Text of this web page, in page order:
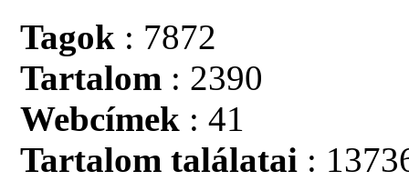
Tagok : 7872
Tartalom : 2390
Webcímek : 41
Tartalom találatai :